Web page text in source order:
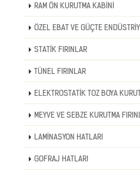
RAM ÖN KURUTMA KABİNİ
ÖZEL EBAT VE GÜÇTE
STATİK FIRINLAR
TÜNEL FIRINLAR
ELEKTROSTATİK TOZ BOYA
MEYVE VE SEBZE KURUTMA
LAMİNASYON HATLARI
GOFRAJ HATLARI